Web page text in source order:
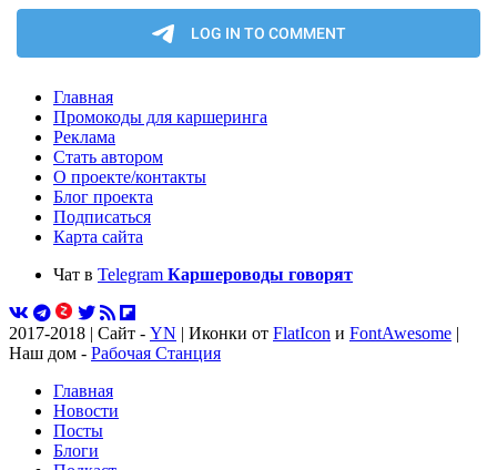
Главная
Промокоды для каршеринга
Реклама
Стать автором
О проекте/контакты
Блог проекта
Подписаться
Карта сайта
Чат в Telegram Каршероводы говорят
2017-2018 | Сайт - YN | Иконки от FlatIcon и FontAwesome |
Наш дом - Рабочая Станция
Главная
Новости
Посты
Блоги